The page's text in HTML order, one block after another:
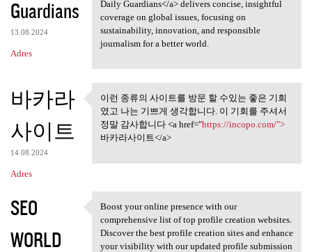
Guardians
13.08.2024
Adres
Daily Guardians</a> delivers concise, insightful
coverage on global issues, focusing on
sustainability, innovation, and responsible
journalism for a better world.
바카라
사이트
14.08.2024
Adres
이런 종류의 사이트를 방문 할 수
있는 좋은 기회 였고
이런 종류의 사이트를 방문 할 수있는 좋은 기회
였고 나는 기쁘게 생각합니다. 이 기회를 주셔서
정말 감사합니다 <a href="https://incopo.com/">
바카라사이트</a>
SEO
WORLD
Boost your online presence
Boost your online presence with our
comprehensive list of top profile creation websites.
Discover the best profile creation sites and enhance
your visibility with our updated profile submission